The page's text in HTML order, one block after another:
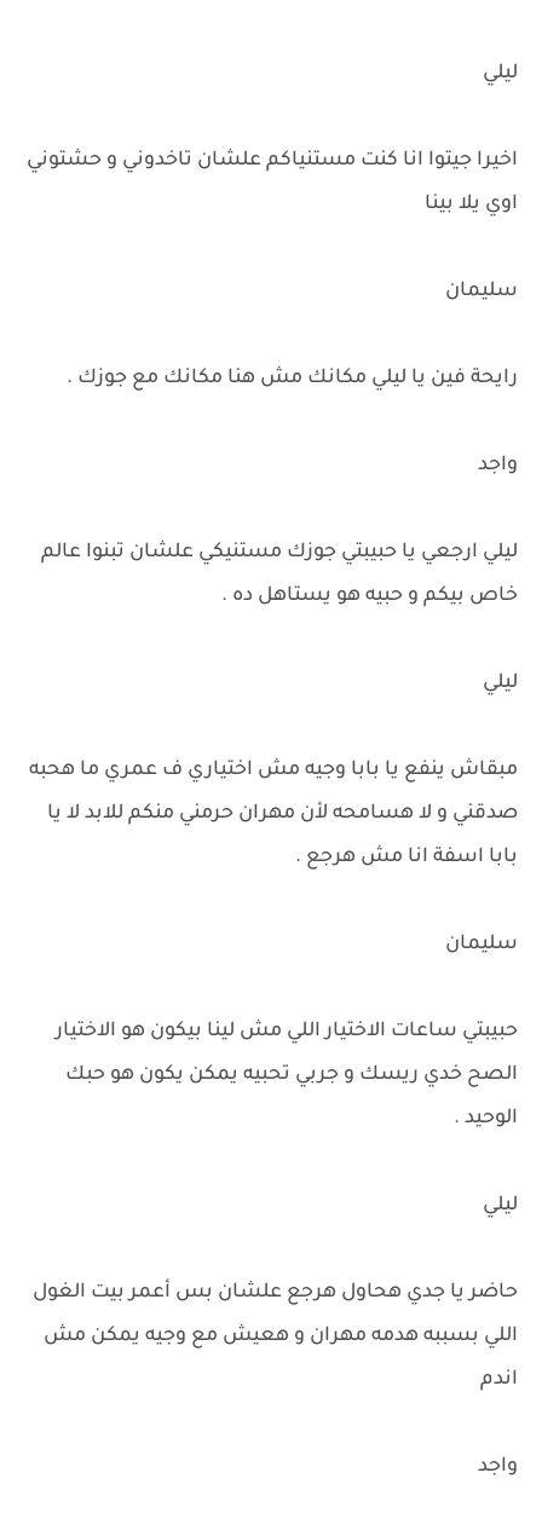
ليلي
اخيرا جيتوا انا كنت مستنياكم علشان تاخدوني و حشتوني
اوي يلا بينا
سليمان
رايحة فين يا ليلي مكانك مش هنا مكانك مع جوزك .
واجد
ليلي ارجعي يا حبيبتي جوزك مستنيكي علشان تبنوا عالم
خاص بيكم و حبيه هو يستاهل ده .
ليلي
مبقاش ينفع يا بابا وجيه مش اختياري ف عمري ما هحبه
صدقني و لا هسامحه لأن مهران حرمني منكم للابد لا يا
بابا اسفة انا مش هرجع .
سليمان
حبيبتي ساعات الاختيار اللي مش لينا بيكون هو الاختيار
الصح خدي ريسك و جربي تحبيه يمكن يكون هو حبك
الوحيد .
ليلي
حاضر يا جدي هحاول هرجع علشان بس أعمر بيت الغول
اللي بسببه هدمه مهران و هعيش مع وجيه يمكن مش
اندم
واجد